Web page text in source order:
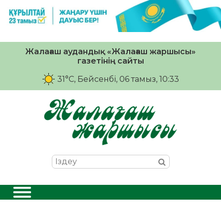
Жалағаш аудандық «Жалағаш жаршысы»
газетінің сайты
31°C, Бейсенбі, 06 тамыз, 10:33